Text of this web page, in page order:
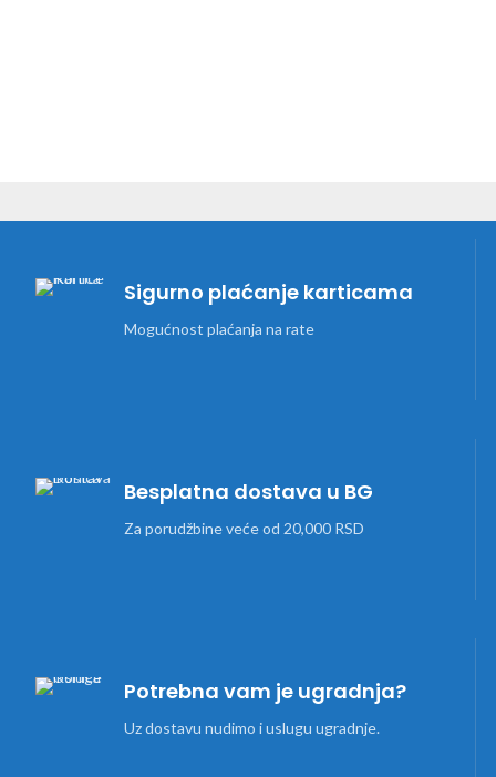
Sigurno plaćanje karticama
Mogućnost plaćanja na rate
Besplatna dostava u BG
Za porudžbine veće od 20,000 RSD
Potrebna vam je ugradnja?
Uz dostavu nudimo i uslugu ugradnje.